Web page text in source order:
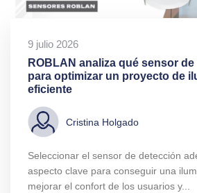
9 julio 2026
ROBLAN analiza qué sensor
para optimizar un proyecto de
eficiente
Cristina Holgado
Seleccionar el sensor de detección
aspecto clave para conseguir una
mejorar el confort de los usuarios y...